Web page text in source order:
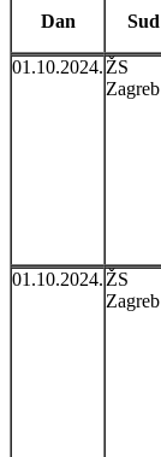
Dan Sud
01.10.2024. ŽS
Zagreb
01.10.2024. ŽS
Zagreb